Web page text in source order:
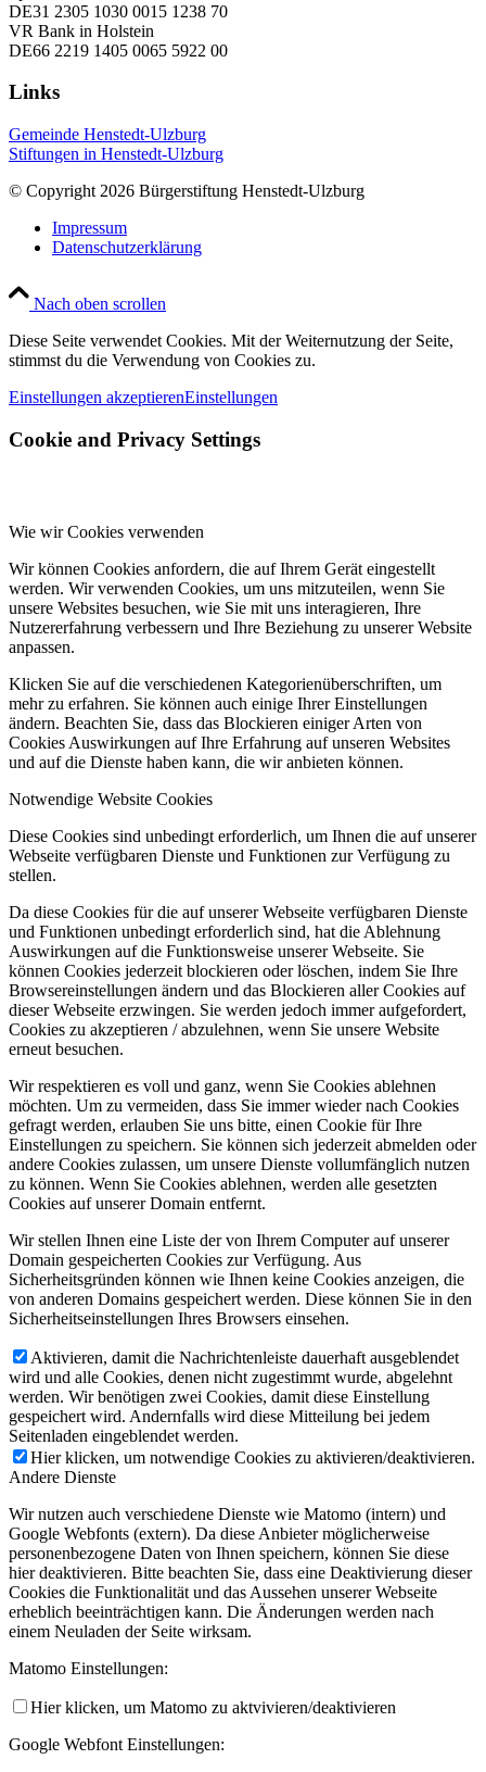
DE31 2305 1030 0015 1238 70
VR Bank in Holstein
DE66 2219 1405 0065 5922 00
Links
Gemeinde Henstedt-Ulzburg
Stiftungen in Henstedt-Ulzburg
© Copyright 2026 Bürgerstiftung Henstedt-Ulzburg
Impressum
Datenschutzerklärung
Nach oben scrollen
Diese Seite verwendet Cookies. Mit der Weiternutzung der Seite,
stimmst du die Verwendung von Cookies zu.
Einstellungen akzeptierenEinstellungen
Cookie and Privacy Settings
Wie wir Cookies verwenden
Wir können Cookies anfordern, die auf Ihrem Gerät eingestellt
werden. Wir verwenden Cookies, um uns mitzuteilen, wenn Sie
unsere Websites besuchen, wie Sie mit uns interagieren, Ihre
Nutzererfahrung verbessern und Ihre Beziehung zu unserer Website
anpassen.
Klicken Sie auf die verschiedenen Kategorienüberschriften, um
mehr zu erfahren. Sie können auch einige Ihrer Einstellungen
ändern. Beachten Sie, dass das Blockieren einiger Arten von
Cookies Auswirkungen auf Ihre Erfahrung auf unseren Websites
und auf die Dienste haben kann, die wir anbieten können.
Notwendige Website Cookies
Diese Cookies sind unbedingt erforderlich, um Ihnen die auf unserer
Webseite verfügbaren Dienste und Funktionen zur Verfügung zu
stellen.
Da diese Cookies für die auf unserer Webseite verfügbaren Dienste
und Funktionen unbedingt erforderlich sind, hat die Ablehnung
Auswirkungen auf die Funktionsweise unserer Webseite. Sie
können Cookies jederzeit blockieren oder löschen, indem Sie Ihre
Browsereinstellungen ändern und das Blockieren aller Cookies auf
dieser Webseite erzwingen. Sie werden jedoch immer aufgefordert,
Cookies zu akzeptieren / abzulehnen, wenn Sie unsere Website
erneut besuchen.
Wir respektieren es voll und ganz, wenn Sie Cookies ablehnen
möchten. Um zu vermeiden, dass Sie immer wieder nach Cookies
gefragt werden, erlauben Sie uns bitte, einen Cookie für Ihre
Einstellungen zu speichern. Sie können sich jederzeit abmelden oder
andere Cookies zulassen, um unsere Dienste vollumfänglich nutzen
zu können. Wenn Sie Cookies ablehnen, werden alle gesetzten
Cookies auf unserer Domain entfernt.
Wir stellen Ihnen eine Liste der von Ihrem Computer auf unserer
Domain gespeicherten Cookies zur Verfügung. Aus
Sicherheitsgründen können wie Ihnen keine Cookies anzeigen, die
von anderen Domains gespeichert werden. Diese können Sie in den
Sicherheitseinstellungen Ihres Browsers einsehen.
Aktivieren, damit die Nachrichtenleiste dauerhaft ausgeblendet
wird und alle Cookies, denen nicht zugestimmt wurde, abgelehnt
werden. Wir benötigen zwei Cookies, damit diese Einstellung
gespeichert wird. Andernfalls wird diese Mitteilung bei jedem
Seitenladen eingeblendet werden.
Hier klicken, um notwendige Cookies zu aktivieren/deaktivieren.
Andere Dienste
Wir nutzen auch verschiedene Dienste wie Matomo (intern) und
Google Webfonts (extern). Da diese Anbieter möglicherweise
personenbezogene Daten von Ihnen speichern, können Sie diese
hier deaktivieren. Bitte beachten Sie, dass eine Deaktivierung dieser
Cookies die Funktionalität und das Aussehen unserer Webseite
erheblich beeinträchtigen kann. Die Änderungen werden nach
einem Neuladen der Seite wirksam.
Matomo Einstellungen:
Hier klicken, um Matomo zu aktvivieren/deaktivieren
Google Webfont Einstellungen: